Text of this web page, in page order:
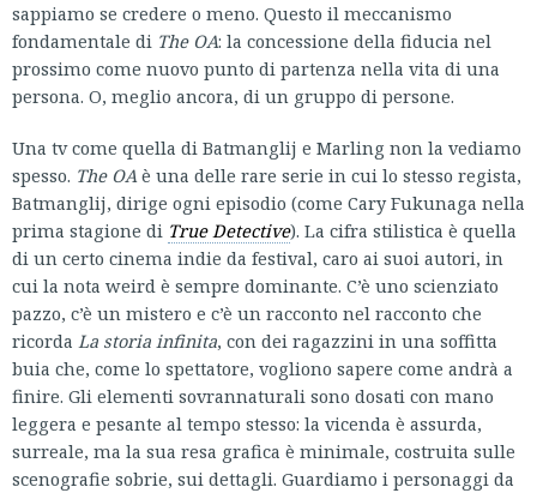
sappiamo se credere o meno. Questo il meccanismo
fondamentale di The OA: la concessione della fiducia nel
prossimo come nuovo punto di partenza nella vita di una
persona. O, meglio ancora, di un gruppo di persone.
Una tv come quella di Batmanglij e Marling non la vediamo
spesso. The OAè una delle rare serie in cui lo stesso regista,
Batmanglij, dirige ogni episodio (come Cary Fukunaga nella
prima stagione di True Detective). La cifra stilistica è quella
di un certo cinema indie da festival, caro ai suoi autori, in
cui la nota weird è sempre dominante. C’è uno scienziato
pazzo, c’è un mistero e c’è un racconto nel racconto che
ricorda La storia infinita, con dei ragazzini in una soffitta
buia che, come lo spettatore, vogliono sapere come andrà a
finire. Gli elementi sovrannaturali sono dosati con mano
leggera e pesante al tempo stesso: la vicenda è assurda,
surreale, ma la sua resa grafica è minimale, costruita sulle
scenografie sobrie, sui dettagli. Guardiamo i personaggi da